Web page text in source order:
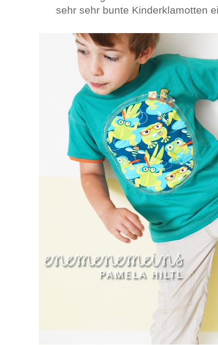
sehr sehr bunte Kinderklamotten